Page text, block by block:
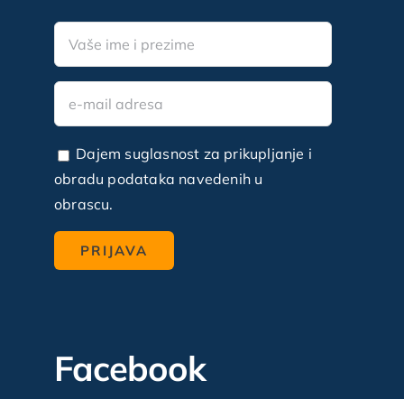
Dajem suglasnost za prikupljanje i
obradu podataka navedenih u
obrascu.
Facebook